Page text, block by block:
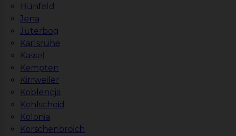
Hünfeld
Jena
Jüterbog
Karlsruhe
Kassel
Kempten
Kirrweiler
Koblencja
Kohlscheid
Kolonia
Korschenbroich